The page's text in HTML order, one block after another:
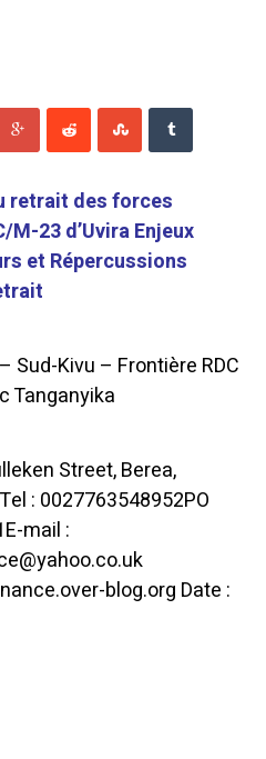
retrait des forces
M-23 d’Uvira Enjeux
et Répercussions
Sud-Kivu – Frontière RDC
Tanganyika
Street, Berea,
: 0027763548952PO
mail :
blog.org Date :